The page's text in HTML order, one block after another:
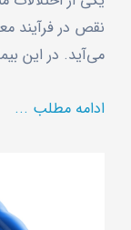
نقص در فرآیند
می‌آید. در این
ادامه مطلب ...